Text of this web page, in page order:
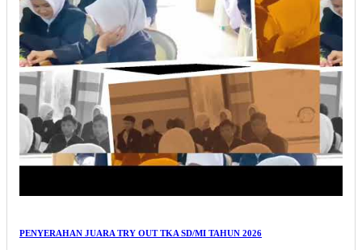
PENYERAHAN JUARA TRY OUT TKA SD/MI TAHUN 2026